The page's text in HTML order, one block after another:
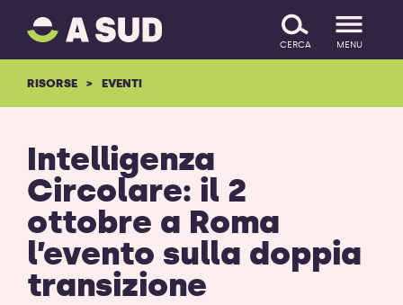
SALTA IL CONTENUTO
A
SUD
logo
ritorna
alla
CERCA MENU
RISORSE EVENTI
Intelligenza
Circolare: il 2
ottobre a Roma
l’evento sulla doppia
transizione